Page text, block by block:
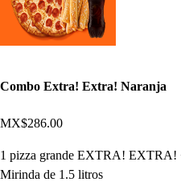
Combo Extra! Extra! Naranja
MX$286.00
1 pizza grande EXTRA! EXTRA!
Mirinda de 1.5 litros